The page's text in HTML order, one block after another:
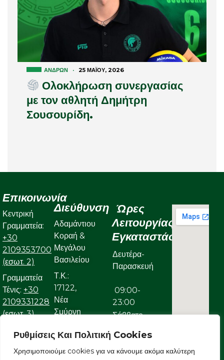
Ρυθμίσεις Και Πολιτική Cookies
Χρησιμοποιούμε cookies για να κάνουμε ακόμα καλύτερη
ΑΝΔΡΏΝ · 25 ΜΑΪ́ΟΥ, 2026
Ολοκλήρωση συνεργασίας
με τον αθλητή Δημήτρη
Σουσουρίδη.
Επικοινωνία
Κεντρική
Γραμματεία:
+30
2109353700
(εσωτ. 2)
Γραμματεία
Τένις: +30
2109331228
(εσωτ. 3)
Γραμματεία
Κολυμβητικού:
+30
Διεύθυνση
Αδαμάντιου
Κοραή &
Μεγάλου
Βασιλείου
Τ.Κ.:
17122,
Νέα
Σμύρνη
Ώρες
Λειτουργίας
Εγκαταστάσεων
Δευτέρα-
Παρασκευή
09:00-
23:00
Σάββατο
09:00-
22:00